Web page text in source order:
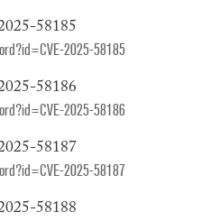
58185
2025-58185
58186
2025-58186
58187
2025-58187
58188